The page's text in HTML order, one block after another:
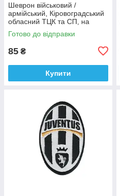
Шеврон військовий /
армійський, Кіровоградський
обласний ТЦК та СП, на
оливці ЗСУ.7 см * 8 см
Готово до відправки
85 ₴
Купити